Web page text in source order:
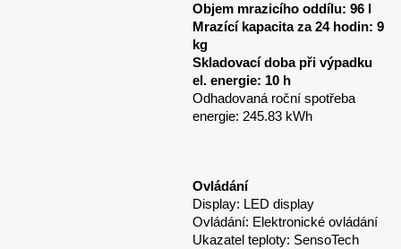
Objem mrazicího oddílu: 96 l
Mrazící kapacita za 24 hodin: 9
kg
Skladovací doba při výpadku
el. energie: 10 h
Odhadovaná roční spotřeba
energie: 245.83 kWh
Ovládání
Display: LED display
Ovládání: Elektronické ovládání
Ukazatel teploty: SensoTech